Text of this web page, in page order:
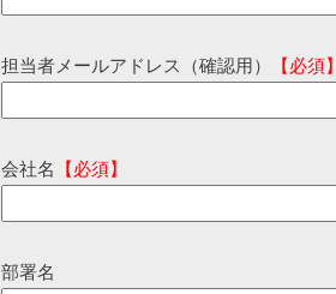
担当者メールアドレス（確認用） 【必須
会社名 【必須】
部署名